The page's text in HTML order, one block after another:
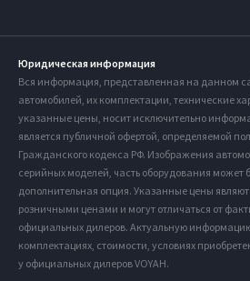
Юридическая информация
Вся информация, представленная на данном
автомобилей, их комплектации, технические
указанные цены, носит исключительно
является публичной офертой, определяемой
Гражданского кодекса РФ. Изображения
серийных моделей, часть оборудования может
дополнительная опция. Указанные цены
розничными ценами и могут отличаться от
официальных дилеров. Актуальную
комплектациях, стоимости, условиях
у официальных дилеров VOYAH.